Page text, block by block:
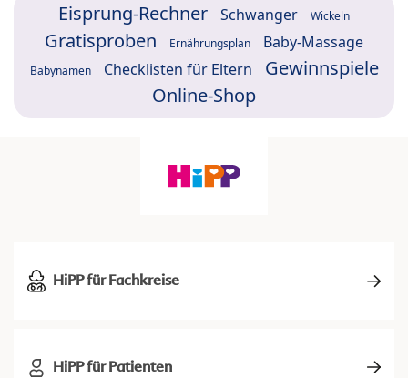
Eisprung-Rechner Schwanger Wickeln
Gratisproben Ernährungsplan Baby-Massage
Babynamen Checklisten für Eltern
Gewinnspiele
Online-Shop
HiPP für Fachkreise
HiPP für Patienten